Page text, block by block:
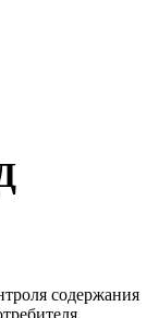
содержания